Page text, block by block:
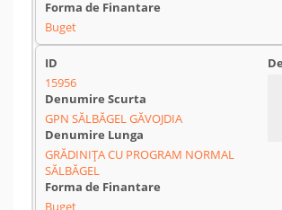
Buget
15956
GPN SĂLBĂGEL GĂVOJDIA
GRĂDINIȚA CU PROGRAM NORMAL
SĂLBĂGEL
Buget